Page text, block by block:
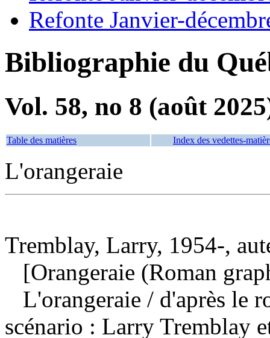
Refonte Janvier-
Bibliographie du
Vol. 58, no 8 (août
Table des matières Index des vedettes-
L'orangeraie
Tremblay, Larry, 1954-,
[Orangeraie (Roman
L'orangeraie / d'après le
scénario : Larry Tremblay